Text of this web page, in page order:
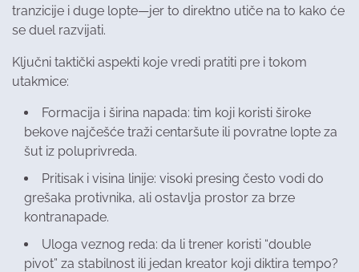
tranzicije i duge lopte—jer to direktno utiče na to kako će
se duel razvijati.
Ključni taktički aspekti koje vredi pratiti pre i tokom
utakmice:
Formacija i širina napada: tim koji koristi široke
bekove najčešće traži centaršute ili povratne lopte za
šut iz poluprivreda.
Pritisak i visina linije: visoki presing često vodi do
grešaka protivnika, ali ostavlja prostor za brze
kontranapade.
Uloga veznog reda: da li trener koristi “double
pivot” za stabilnost ili jedan kreator koji diktira tempo?